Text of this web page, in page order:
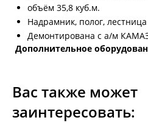
объём 35,8 куб.м.
Надрамник, полог, лестница
Демонтирована с а/м
Дополнительное
Вас также может
заинтересовать: